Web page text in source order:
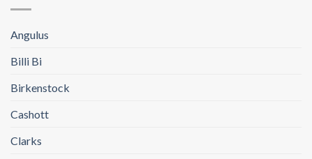
Angulus
Billi Bi
Birkenstock
Cashott
Clarks